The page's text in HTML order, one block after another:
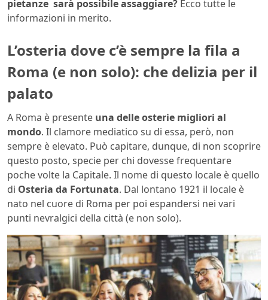
pietanze sarà possibile assaggiare? Ecco tutte le
informazioni in merito.
L’osteria dove c’è sempre la fila a
Roma (e non solo): che delizia per il
palato
A Roma è presente una delle osterie migliori al
mondo. Il clamore mediatico su di essa, però, non
sempre è elevato. Può capitare, dunque, di non scoprire
questo posto, specie per chi dovesse frequentare
poche volte la Capitale. Il nome di questo locale è quello
di Osteria da Fortunata. Dal lontano 1921 il locale è
nato nel cuore di Roma per poi espandersi nei vari
punti nevralgici della città (e non solo).